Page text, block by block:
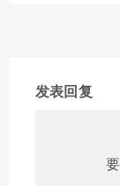
发表回复